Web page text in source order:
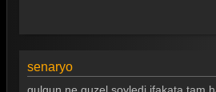
senaryo